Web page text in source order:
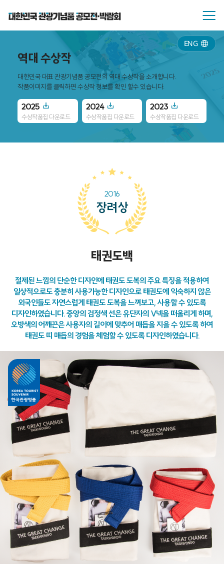
역대 수상작
대한민국 대표 관광기념품 공모전의 역대 수상작을 소개합니다.
작품이미지를 클릭하면 수상작 정보를 확인 할수 있습니다.
2025
수상작품집 다운로드
2024
수상작품집 다운로드
2023
수상작품집 다운로드
ENG
2016
장려상
태권도백
절제된 느낌의 단순한 디자인에 태권도 도복의 주요 특징을 적용하여
일상적으로도 충분히 사용가능한 디자인으로 태권도에 익숙하지 않은
외국인들도 자연스럽게 태권도 도복을 느껴보고, 사용할 수 있도록
디자인하였습니다. 중앙의 검정색 선은 유단자의 V넥을 떠올리게 하며,
오방색의 어깨끈은 사용자의 길이에 맞추어 매듭을 지을 수 있도록 하여
태권도 띠 매듭의 경험을 체험할 수 있도록 디자인하였습니다.